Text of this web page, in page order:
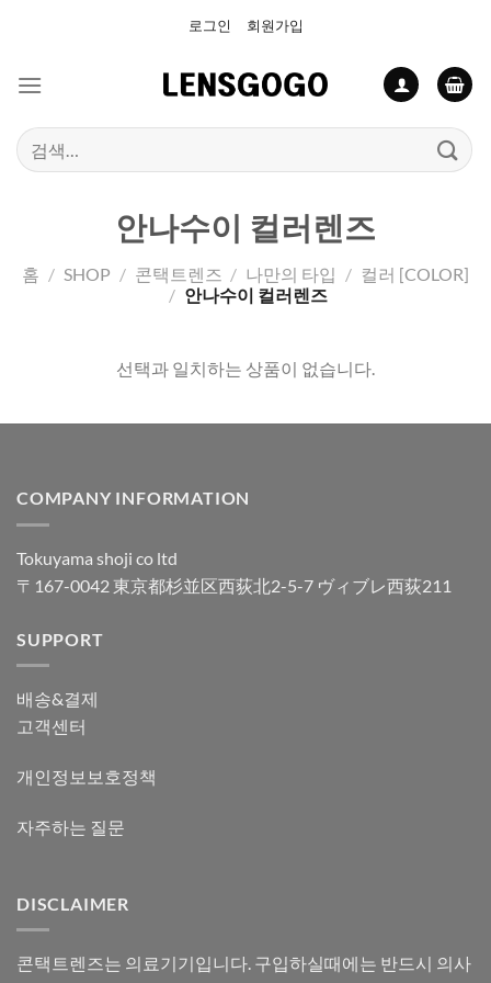
로그인 회원가입
검
색:
안나수이 컬러렌즈
홈 / SHOP / 콘택트렌즈 / 나만의 타입 / 컬러 [COLOR]
/ 안나수이 컬러렌즈
선택과 일치하는 상품이 없습니다.
COMPANY INFORMATION
Tokuyama shoji co ltd
〒167-0042 東京都杉並区西荻北2-5-7 ヴィブレ西荻211
SUPPORT
배송&결제
고객센터
개인정보보호정책
자주하는 질문
DISCLAIMER
콘택트렌즈는 의료기기입니다. 구입하실때에는 반드시 의사